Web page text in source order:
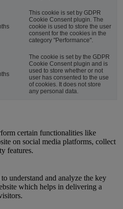
This cookie is set by GDPR
Cookie Consent plugin. The
cookie is used to store the user
consent for the cookies in the
category "Performance".
The cookie is set by the GDPR
Cookie Consent plugin and is
used to store whether or not
user has consented to the use
of cookies. It does not store
any personal data.
certain functionalities like
on social media platforms, collect
features.
understand and analyze the key
which helps in delivering a